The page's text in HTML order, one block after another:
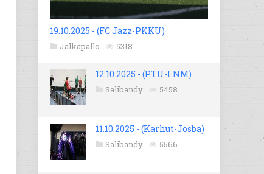
19.10.2025 - (FC Jazz-PKKU)
Jalkapallo 5318
12.10.2025 - (PTU-LNM)
Salibandy 5458
11.10.2025 - (Karhut-Josba)
Salibandy 5566